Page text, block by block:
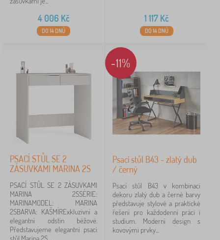
Materiál
MDF
Provedení
s úložným prostorem
3
Cena
855 Kč
6 424 Kč
4 006 Kč
DO 14 DNŮ
1 117Kč
DO 14 DNŮ
PSACÍ STŮL SE 2
ZÁSUVKAMI MARINA 2S
PSACÍ STŮL SE 2 ZÁSUVKAMI
MARINA 2SSÉRIE:
MARINAMODEL: MARINA
2SBARVA: KAŠMÍRExkluzivní a
elegantní odstín béžové.
Představujeme elegantní psací
-11%
Psací stůl B43 - zlatý dub
/ černý
Psací stůl B43 v kombinaci
dekoru zlatý dub a černé barvy
představuje stylové a praktické
řešení pro každodenní práci i
studium. Moderní design s
kovovými prvky...